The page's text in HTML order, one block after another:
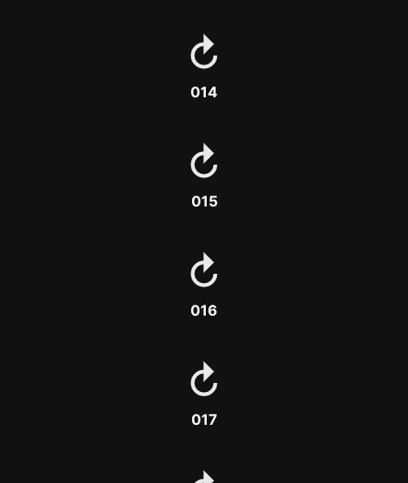
014
015
016
017